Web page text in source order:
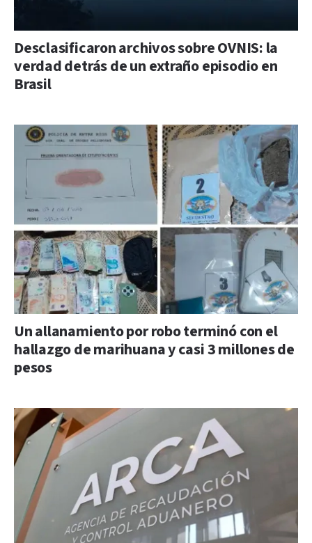
Desclasificaron archivos sobre OVNIS: la
verdad detrás de un extraño episodio en
Brasil
Un allanamiento por robo terminó con el
hallazgo de marihuana y casi 3 millones de
pesos